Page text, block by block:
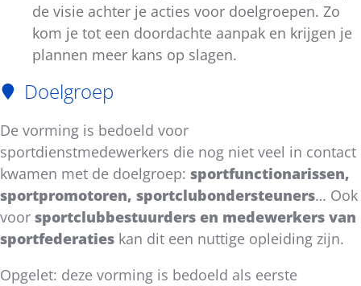
de visie achter je acties voor doelgroepen. Zo
kom je tot een doordachte aanpak en krijgen je
plannen meer kans op slagen.
Doelgroep
De vorming is bedoeld voor
sportdienstmedewerkers die nog niet veel in contact
kwamen met de doelgroep: sportfunctionarissen,
sportpromotoren, sportclubondersteuners… Ook
voor sportclubbestuurders en medewerkers van
sportfederaties kan dit een nuttige opleiding zijn.
Opgelet: deze vorming is bedoeld als eerste